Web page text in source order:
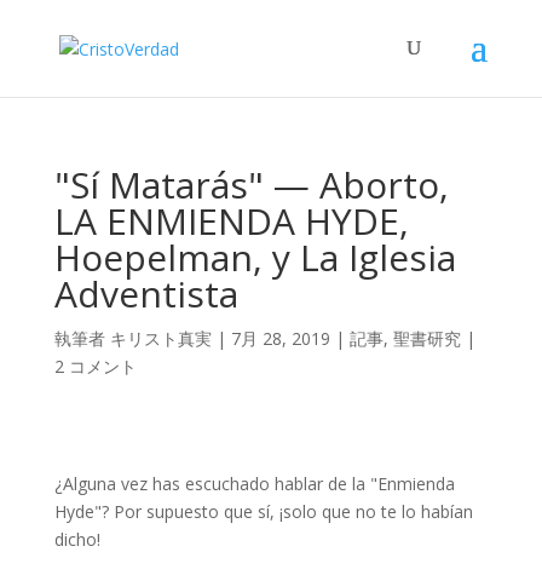
"Sí Matarás" — Aborto,
LA ENMIENDA HYDE,
Hoepelman, y La Iglesia
Adventista
執筆者 キリスト真実| 7月 28, 2019 | 記事, 聖書研究|
2 コメント
¿Alguna vez has escuchado hablar de la "Enmienda
Hyde"? Por supuesto que sí, ¡solo que no te lo habían
dicho!